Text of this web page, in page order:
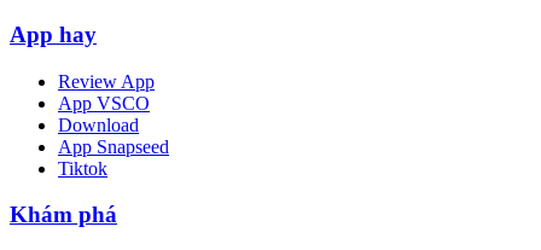
App hay
Review App
App VSCO
Download
App Snapseed
Tiktok
Khám phá